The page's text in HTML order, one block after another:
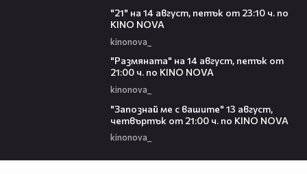
"21" на 14 август, петък от 23:10 ч. по
KINO NOVA
kinonova_
"Размянaта" на 14 август, петък от
21:00 ч. по KINO NOVA
kinonova_
"Запознай ме с вашите" 13 август,
четвъртък от 21:00 ч. по KINO NOVA
kinonova_